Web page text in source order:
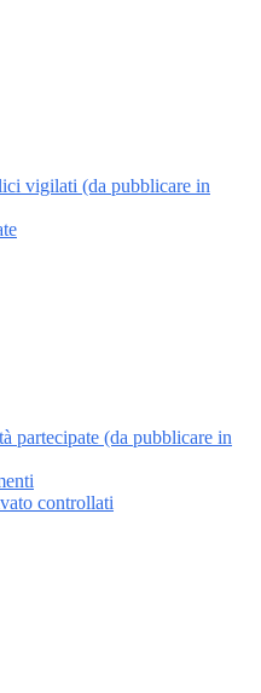
vigilati (da pubblicare in
partecipate (da pubblicare in
controllati